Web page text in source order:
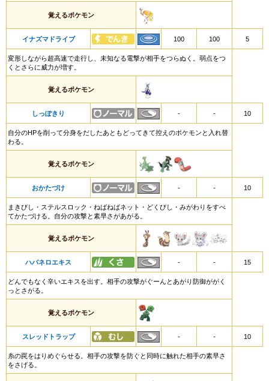
覚えるポケモン
イナズマドライブ 100 100 5
変形しながら超高速で走行し、未知なる電撃が相手をつらぬく。弱点をつ
くとさらに威力が増す。
覚えるポケモン
しっぽきり - - 10
自分のHPを削って分身をだしたあともどってきて控えのポケモンと入れ替
わる。
覚えるポケモン
おかたづけ - - 10
まきびし・ステルスロック・ねばねばネット・どくびし・みがわりをすべ
てかたづける。自分の攻撃と素早さがあがる。
覚えるポケモン
ハバネロエキス - - 15
どんでもなく辛いエキスを出す。相手の攻撃がぐーんとあがり防御ががく
っとさがる。
覚えるポケモン
スレッドトラップ - - 10
糸の罠をはりめぐらせる。相手の攻撃を防ぐと同時に触れた相手の素早さ
をさげる。